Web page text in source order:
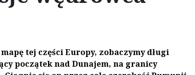
tej części Europy, zobaczymy długi
początek nad Dunajem, na granicy